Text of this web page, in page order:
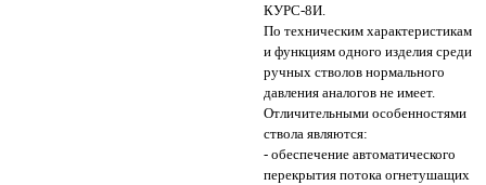
КУРС-8И.
По техническим характеристикам
и функциям одного изделия среди
ручных стволов нормального
давления аналогов не имеет.
Отличительными особенностями
ствола являются:
- обеспечение автоматического
перекрытия потока огнетушащих